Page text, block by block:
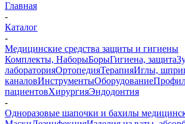
Главная
-
Каталог
-
Медицинские средства защиты и гигиены
Комплекты, НаборыБорыГигиена, защита
лабораторияОртопедияТерапияИглы,
каналовИнструментыОборудование
пациентовХирургияЭндодонтия
-
Одноразовые шапочки и бахилы